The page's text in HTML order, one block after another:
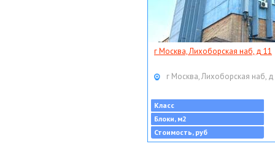
г Москва, Лихоборская наб, д 11
г Москва, Лихоборская наб,
Класс
Блоки, м2
Стоимость, руб